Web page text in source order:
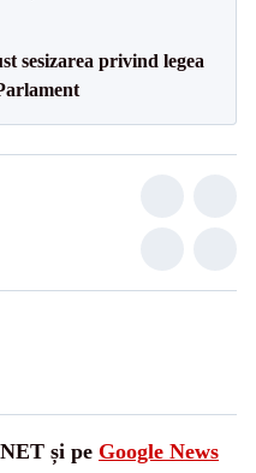
sesizarea privind legea
și pe Google News